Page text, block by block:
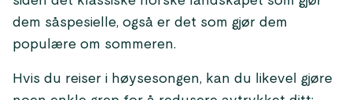
dem såspesielle, også er det som gjør dem
populære om sommeren.
Hvis du reiser i høysesongen, kan du likevel gjøre